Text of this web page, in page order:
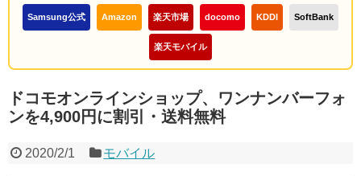
Samsung公式 Amazon 楽天市場 docomo KDDI SoftBank
楽天モバイル
ドコモオンラインショップ、ワンナンバーフォ
ンを4,900円に割引・送料無料
2020/2/1 モバイル